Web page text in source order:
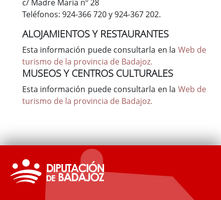
c/ Madre María nº 28
Teléfonos: 924-366 720 y 924-367 202.
ALOJAMIENTOS Y RESTAURANTES
Esta información puede consultarla en la Web de
turismo de la provincia de Badajoz.
MUSEOS Y CENTROS CULTURALES
Esta información puede consultarla en la Web de
turismo de la provincia de Badajoz.